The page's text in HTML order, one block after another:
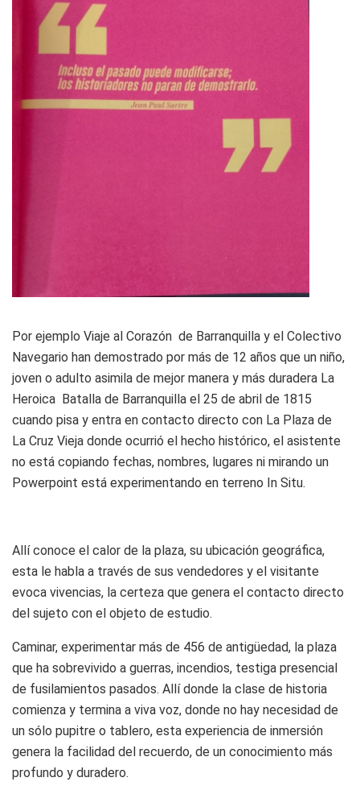
Por ejemplo Viaje al Corazón de Barranquilla y el Colectivo
Navegario han demostrado por más de 12 años que un niño,
joven o adulto asimila de mejor manera y más duradera La
Heroica Batalla de Barranquilla el 25 de abril de 1815
cuando pisa y entra en contacto directo con La Plaza de
La Cruz Vieja donde ocurrió el hecho histórico, el asistente
no está copiando fechas, nombres, lugares ni mirando un
Powerpoint está experimentando en terreno In Situ.
Allí conoce el calor de la plaza, su ubicación geográfica,
esta le habla a través de sus vendedores y el visitante
evoca vivencias, la certeza que genera el contacto directo
del sujeto con el objeto de estudio.
Caminar, experimentar más de 456 de antigüedad, la plaza
que ha sobrevivido a guerras, incendios, testiga presencial
de fusilamientos pasados. Allí donde la clase de historia
comienza y termina a viva voz, donde no hay necesidad de
un sólo pupitre o tablero, esta experiencia de inmersión
genera la facilidad del recuerdo, de un conocimiento más
profundo y duradero.